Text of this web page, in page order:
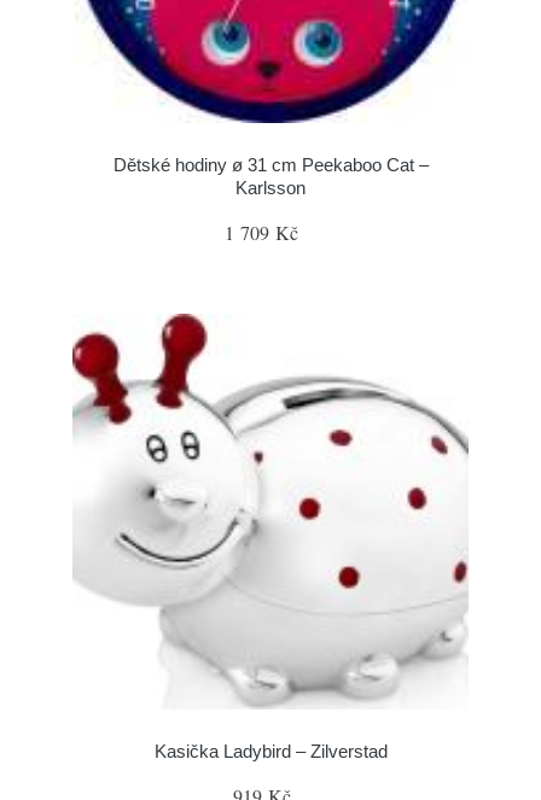
Dětské hodiny ø 31 cm Peekaboo Cat –
Karlsson
1 709 Kč
Kasička Ladybird – Zilverstad